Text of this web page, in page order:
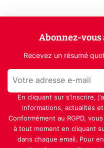
Abonnez-vous
Recevez un résumé
En cliquant sur s'inscrire,
informations, actualités
Conformément au RGPD,
à tout moment en cliquant
dans chaque email. Pour